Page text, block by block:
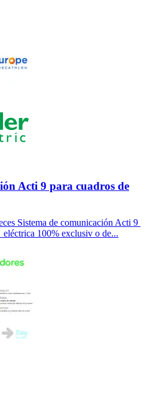
Acti 9 para cuadros de
Sistema de comunicación Acti 9
100% exclusiv o de...